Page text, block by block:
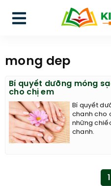
mong dep
Bí quyết dưỡng móng
cho chị em
Bí quyết
chanh cho
những
chanh.